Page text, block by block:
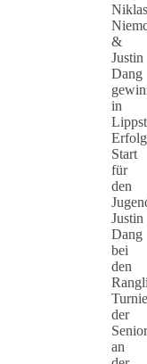
Niklas
&
Justin
Dang
in
Start
für
den
Justin
Dang
bei
den
der
an